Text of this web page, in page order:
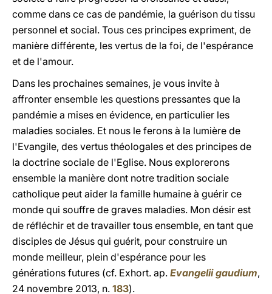
comme dans ce cas de pandémie, la guérison du tissu
personnel et social. Tous ces principes expriment, de
manière différente, les vertus de la foi, de l'espérance
et de l'amour.
Dans les prochaines semaines, je vous invite à
affronter ensemble les questions pressantes que la
pandémie a mises en évidence, en particulier les
maladies sociales. Et nous le ferons à la lumière de
l'Evangile, des vertus théologales et des principes de
la doctrine sociale de l'Eglise. Nous explorerons
ensemble la manière dont notre tradition sociale
catholique peut aider la famille humaine à guérir ce
monde qui souffre de graves maladies. Mon désir est
de réfléchir et de travailler tous ensemble, en tant que
disciples de Jésus qui guérit, pour construire un
monde meilleur, plein d'espérance pour les
générations futures (cf. Exhort. ap. Evangelii gaudium,
24 novembre 2013, n. 183).